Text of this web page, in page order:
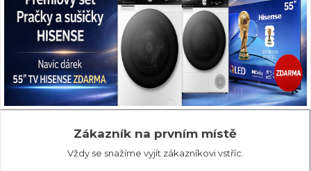
Zákazník na prvním místě
Vždy se snažíme vyjít zákazníkovi vstříc.